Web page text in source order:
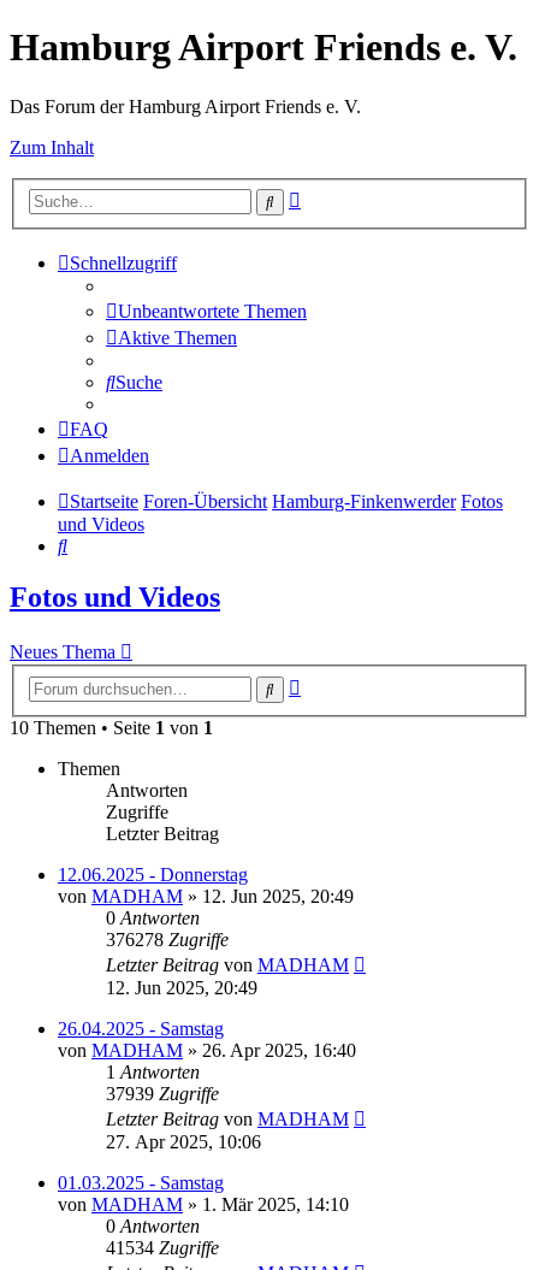
Hamburg Airport Friends e. V.
Das Forum der Hamburg Airport Friends e. V.
Zum Inhalt
Suche
Schnellzugriff
Unbeantwortete Themen
Aktive Themen
Suche
FAQ
Anmelden
Startseite Foren-Übersicht Hamburg-Finkenwerder Fotos
und Videos
Suche
Fotos und Videos
Neues Thema
Suche
10 Themen • Seite 1 von 1
Themen
Antworten
Zugriffe
Letzter Beitrag
12.06.2025 - Donnerstag
von MADHAM » 12. Jun 2025, 20:49
0 Antworten
376278 Zugriffe
Letzter Beitrag von MADHAM
12. Jun 2025, 20:49
26.04.2025 - Samstag
von MADHAM » 26. Apr 2025, 16:40
1 Antworten
37939 Zugriffe
Letzter Beitrag von MADHAM
27. Apr 2025, 10:06
01.03.2025 - Samstag
von MADHAM » 1. Mär 2025, 14:10
0 Antworten
41534 Zugriffe